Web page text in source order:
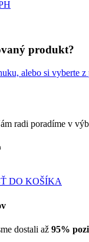
produkt?
alebo si vyberte
radi poradíme v
DO KOŠÍKA
dostali až 95%